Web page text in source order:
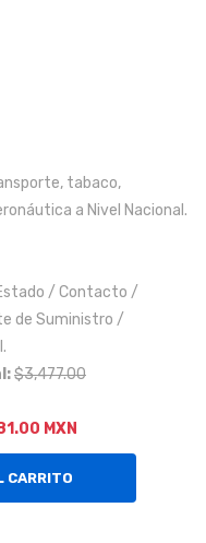
que
tabaco,
a Nivel Nacional.
/ Contacto /
de Suministro /
$3,477.00
MXN
CARRITO